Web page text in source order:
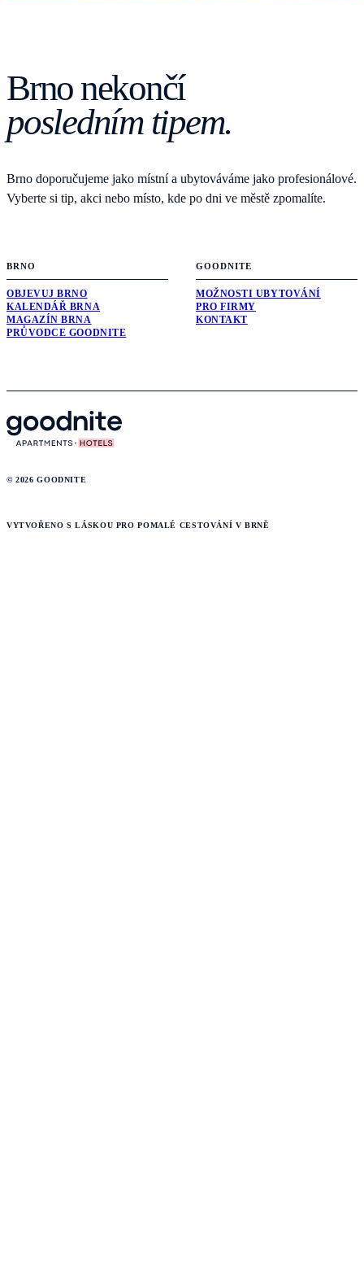
Brno nekončí
posledním tipem.
Brno doporučujeme jako místní a ubytováváme jako profesionálové.
Vyberte si tip, akci nebo místo, kde po dni ve městě zpomalíte.
BRNO
OBJEVUJ BRNO
KALENDÁŘ BRNA
MAGAZÍN BRNA
PRŮVODCE GOODNITE
GOODNITE
MOŽNOSTI UBYTOVÁNÍ
PRO FIRMY
KONTAKT
© 2026 GOODNITE
VYTVOŘENO S LÁSKOU PRO POMALÉ CESTOVÁNÍ V BRNĚ